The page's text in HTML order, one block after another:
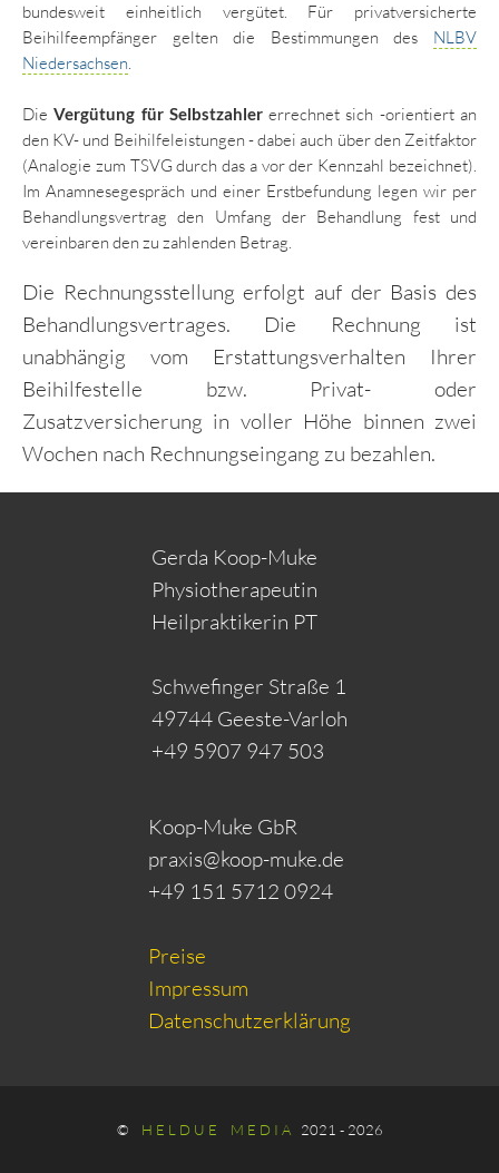
bundesweit einheitlich vergütet. Für privatversicherte
Beihilfeempfänger gelten die Bestimmungen des NLBV
Niedersachsen.
DieVergütung für Selbstzahlererrechnet sich -orientiert an
den KV- und Beihilfeleistungen - dabei auch über den Zeitfaktor
(Analogie zum TSVG durch das a vor der Kennzahl bezeichnet).
Im Anamnesegespräch und einer Erstbefundung legen wir per
Behandlungsvertrag den Umfang der Behandlung fest und
vereinbaren den zu zahlenden Betrag.
Die Rechnungsstellung erfolgt auf der Basis des
Behandlungsvertrages. Die Rechnung ist
unabhängig vom Erstattungsverhalten Ihrer
Beihilfestelle bzw. Privat- oder
Zusatzversicherung in voller Höhe binnen zwei
Wochen nach Rechnungseingang zu bezahlen.
Gerda Koop-Muke
Physiotherapeutin
Heilpraktikerin PT
Schwefinger Straße 1
49744 Geeste-Varloh
+49 5907 947 503
Koop-Muke GbR
praxis@koop-muke.de
+49 151 5712 0924
Preise
Impressum
Datenschutzerklärung
© H E L D U E M E D I A2021 - 2026